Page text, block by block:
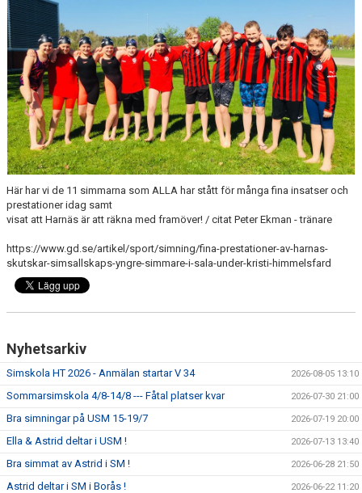
FJÄRRANHÖJDERBADET
HARNÄSBADET
Här har vi de 11 simmarna som ALLA har stått för många fina insatser och
prestationer idag samt
visat att Harnäs är att räkna med framöver! / citat Peter Ekman - tränare
https://www.gd.se/artikel/sport/simning/fina-prestationer-av-harnas-
skutskar-simsallskaps-yngre-simmare-i-sala-under-kristi-himmelsfard
Nyhetsarkiv
Simskola HT 2026 - Anmälan startar V 34 2026-08-05 13:10
Sommarsimskola 4/8-14/8 --- Fåtal platser kvar 2026-07-30 21:00
Bra simningar på USM 15-19/7 2026-07-19 20:00
Ella & Astrid deltar i USM ! 2026-07-13 13:40
Bra simmat av Astrid i SM ! 2026-06-28 21:50
Astrid deltar i SM i Borås ! 2026-06-22 11:20